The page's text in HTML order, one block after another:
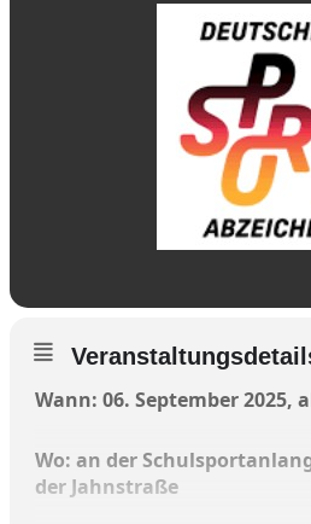
Wann: 06. September 2025,
Wo: an der
der Jahnstraße